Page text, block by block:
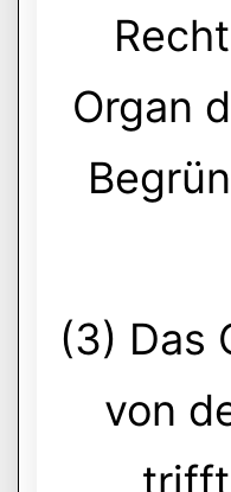
Organ
(3) Das
von
trifft